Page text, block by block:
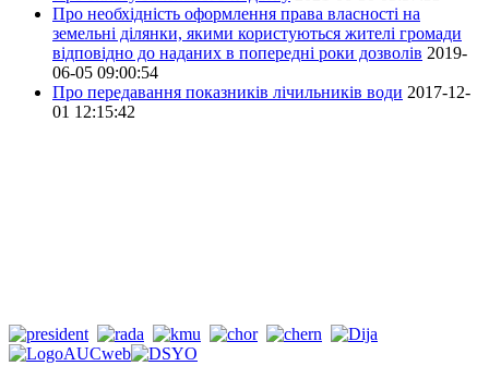
Про необхідність оформлення права власності на
земельні ділянки, якими користуються жителі громади
відповідно до наданих в попередні роки дозволів 2019-
06-05 09:00:54
Про передавання показників лічильників води 2017-12-
01 12:15:42